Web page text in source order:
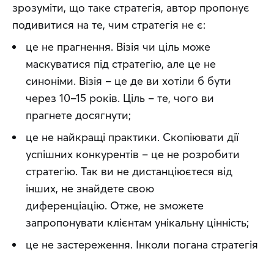
зрозуміти, що таке стратегія, автор пропонує
подивитися на те, чим стратегія не є:
це не прагнення. Візія чи ціль може
маскуватися під стратегію, але це не
синоніми. Візія – це де ви хотіли б бути
через 10–15 років. Ціль – те, чого ви
прагнете досягнути;
це не найкращі практики. Скопіювати дії
успішних конкурентів – це не розробити
стратегію. Так ви не дистанціюєтеся від
інших, не знайдете свою
диференціацію. Отже, не зможете
запропонувати клієнтам унікальну цінність;
це не застереження. Інколи погана стратегія